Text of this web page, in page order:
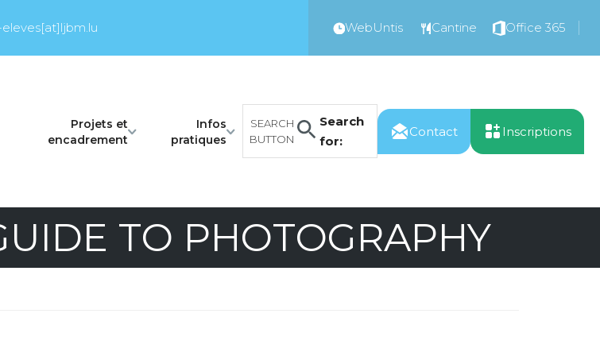
WebUntis Cantine Office 365
Projets et
encadrement
Infos
pratiques
Search
for:
SEARCH
BUTTON
Contact Inscriptions
TO PHOTOGRAPHY